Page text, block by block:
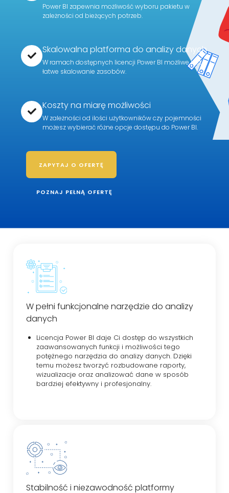
Power BI zapewnia możliwość wyboru pakietu w
zależności od bieżących potrzeb.
Skalowalna platforma do analizy danych
W ramach dostępnych licencji Power BI możliwe jest
łatwe skalowanie zasobów.
Koszty na miarę możliwości
W zależności od ilości użytkowników czy pojemności
możesz wybierać różne opcje dostępu do Power BI.
ZAPYTAJ O OFERTĘ
POZNAJ PEŁNĄ OFERTĘ
W pełni funkcjonalne narzędzie do analizy
danych
Licencja Power BI daje Ci dostęp do wszystkich
zaawansowanych funkcji i możliwości tego
potężnego narzędzia do analizy danych. Dzięki
temu możesz tworzyć rozbudowane raporty,
wizualizacje oraz analizować dane w sposób
bardziej efektywny i profesjonalny.
Stabilność i niezawodność platformy